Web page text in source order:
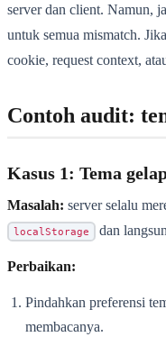
server dan client. Namun,
untuk semua mismatch.
cookie, request context,
Contoh audit:
Kasus 1: Tema
Masalah: server selalu
localStorage dan
Perbaikan:
Pindahkan preferensi
membacanya.